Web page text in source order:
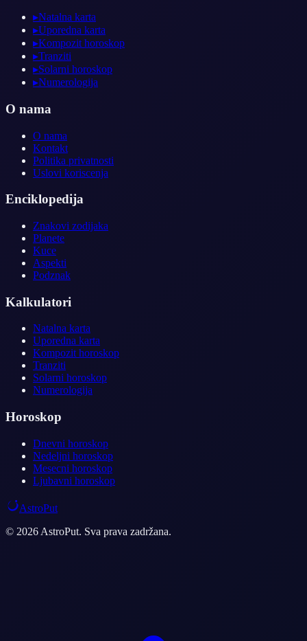
▸Natalna karta
▸Uporedna karta
▸Kompozit horoskop
▸Tranziti
▸Solarni horoskop
▸Numerologija
O nama
O nama
Kontakt
Politika privatnosti
Uslovi koriscenja
Enciklopedija
Znakovi zodijaka
Planete
Kuce
Aspekti
Podznak
Kalkulatori
Natalna karta
Uporedna karta
Kompozit horoskop
Tranziti
Solarni horoskop
Numerologija
Horoskop
Dnevni horoskop
Nedeljni horoskop
Mesecni horoskop
Ljubavni horoskop
AstroPut
© 2026 AstroPut. Sva prava zadržana.